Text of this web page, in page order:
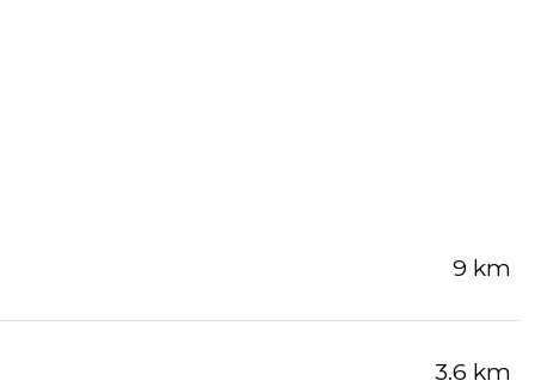
9 km
3.6 km